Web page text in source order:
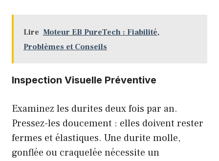
Lire Moteur EB PureTech : Fiabilité,
Problèmes et Conseils
Inspection Visuelle Préventive
Examinez les durites deux fois par an.
Pressez-les doucement : elles doivent rester
fermes et élastiques. Une durite molle,
gonflée ou craquelée nécessite un